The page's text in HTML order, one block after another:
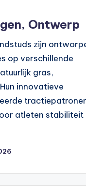
Ontwerp
zijn
op verschillende
gras,
innovatieve
atleten stabiliteit